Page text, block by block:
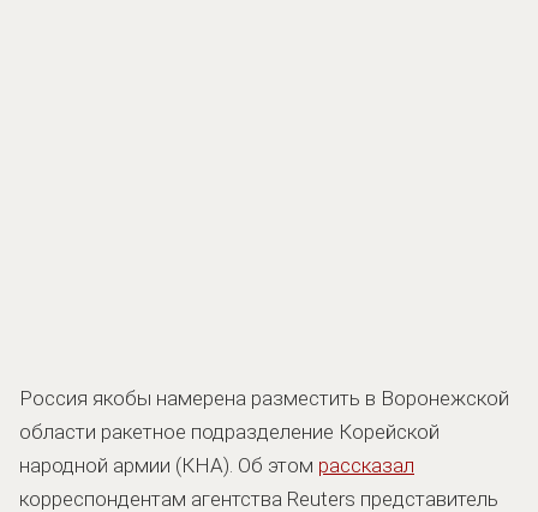
Россия якобы намерена разместить в Воронежской
области ракетное подразделение Корейской
народной армии (КНА). Об этом рассказал
корреспондентам агентства Reuters представитель